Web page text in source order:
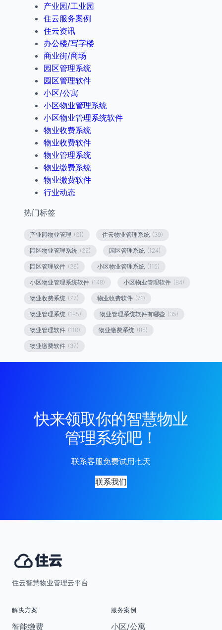
产业园/工业园
住云服务案例
住云资讯
办公楼/写字楼
商业街/商场
园区管理系统
园区管理软件
小区/公寓
小区物业管理系统
小区物业管理系统软件
物业收费系统
物业收费软件
物业管理系统
物业缴费系统
物业缴费软件
行业动态
热门标签
产业园物业管理 (31) 住云物业管理系统 (39)
园区物业管理系统 (32) 园区管理系统 (124)
园区管理软件 (36) 小区物业管理系统 (115)
小区物业管理系统软件 (148) 小区物业管理软件 (84)
物业收费系统 (77) 物业收费软件 (71)
物业管理系统 (195) 物业管理系统软件有哪些 (35)
物业管理软件 (110) 物业缴费系统 (85)
物业缴费软件 (37)
快来领取你的智慧物业
管理系统吧！
联系客服免费试用七天
联系我们
住云智慧物业管理云平台
解决方案
智能缴费
服务案例
小区/公寓